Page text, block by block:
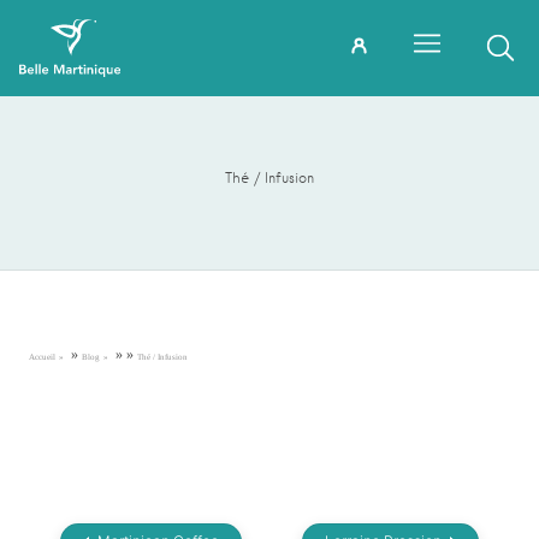
Thé / Infusion
Accueil » Blog » » Thé / Infusion